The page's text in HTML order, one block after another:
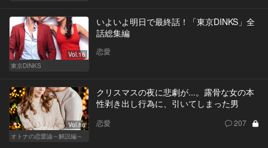
Vol.16
東京DINKS
いよいよ明日で最終話！「東京DINKS」全
話総集編
恋愛
Vol.86
オトナの恋愛論～解説編～
クリスマスの夜に悲劇が...。露骨な女の本
性剥き出し行為に、引いてしまった男
恋愛 207